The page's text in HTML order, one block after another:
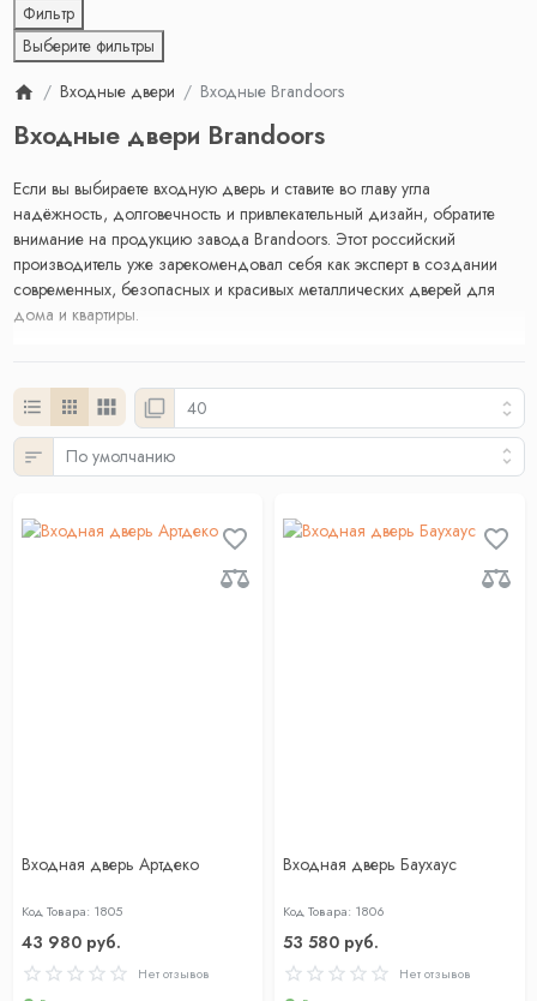
Фильтр
Выберите фильтры
Входные двери
Входные Brandoors
Входные двери Brandoors
Если вы выбираете входную дверь и ставите во главу угла
надёжность, долговечность и привлекательный дизайн, обратите
внимание на продукцию завода Brandoors. Этот российский
производитель уже зарекомендовал себя как эксперт в создании
современных, безопасных и красивых металлических дверей для
дома и квартиры.
Входная дверь Артдеко
Код Товара: 1805
43 980 руб.
Нет отзывов
Входная дверь Баухаус
Код Товара: 1806
53 580 руб.
Нет отзывов